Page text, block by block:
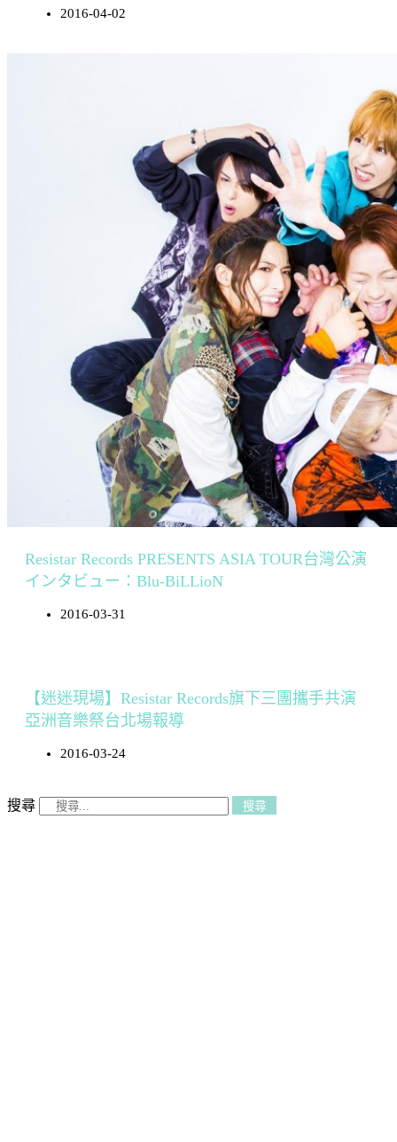
2016-04-02
Resistar Records PRESENTS ASIA TOUR台灣公演
インタビュー：Blu-BiLLioN
2016-03-31
【迷迷現場】Resistar Records旗下三團攜手共演
亞洲音樂祭台北場報導
2016-03-24
搜尋 搜尋